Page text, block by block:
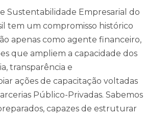
Sustentabilidade Empresarial do
tem um compromisso histórico
apenas como agente financeiro,
que ampliem a capacidade dos
transparência e
ações de capacitação voltadas
Público-Privadas. Sabemos
capazes de estruturar